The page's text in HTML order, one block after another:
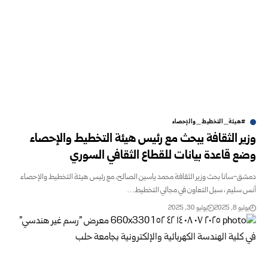
#هيئة_التخطيط_والإحصاء
وزير الثقافة يبحث مع رئيس هيئة التخطيط والإحصاء
وضع قاعدة بيانات للقطاع الثقافي السوري
دمشق-سانا بحث وزير الثقافة محمد ياسين الصالح، مع رئيس هيئة التخطيط والإحصاء
أنس سليم ، سبل التعاون في مجالي التخطيط…
يوليو 8, 2025 يوليو 30, 2025